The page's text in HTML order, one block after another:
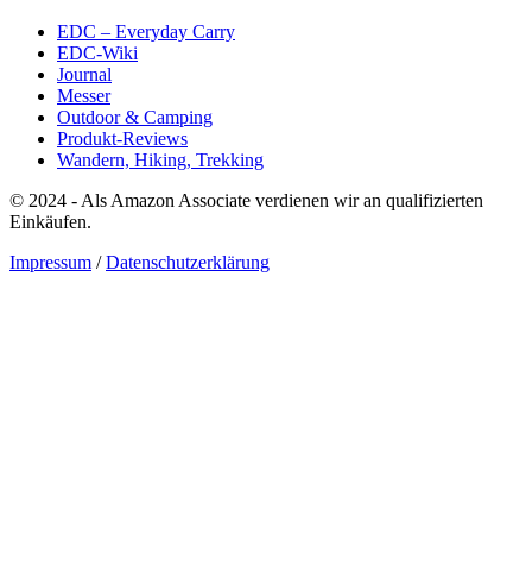
EDC – Everyday Carry
EDC-Wiki
Journal
Messer
Outdoor & Camping
Produkt-Reviews
Wandern, Hiking, Trekking
© 2024 - Als Amazon Associate verdienen wir an qualifizierten
Einkäufen.
Impressum /Datenschutzerklärung